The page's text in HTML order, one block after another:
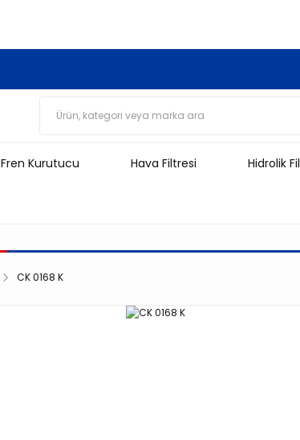
Fren Kurutucu Hava Filtresi Hidrolik
CK 0168 K